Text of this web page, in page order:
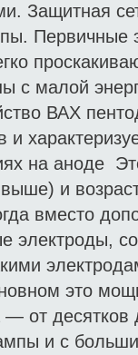
За­щитная
Первичные
с малой
ВАХ
и
на аноде
и
вместо
электроды,
это
от
и с